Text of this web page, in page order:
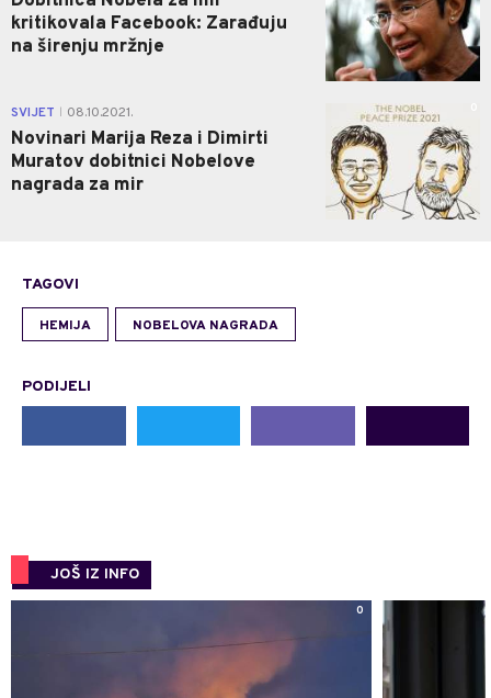
kritikovala Facebook: Zarađuju
na širenju mržnje
SVIJET 08.10.2021.
Novinari Marija Reza i Dimirti
Muratov dobitnici Nobelove
nagrada za mir
TAGOVI
HEMIJA NOBELOVA NAGRADA
PODIJELI
JOŠ IZ INFO
0